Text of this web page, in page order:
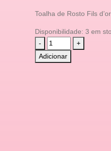
Toalha de Rosto Fils d’or
Disponibilidade: 3 em
-
+
Adicionar